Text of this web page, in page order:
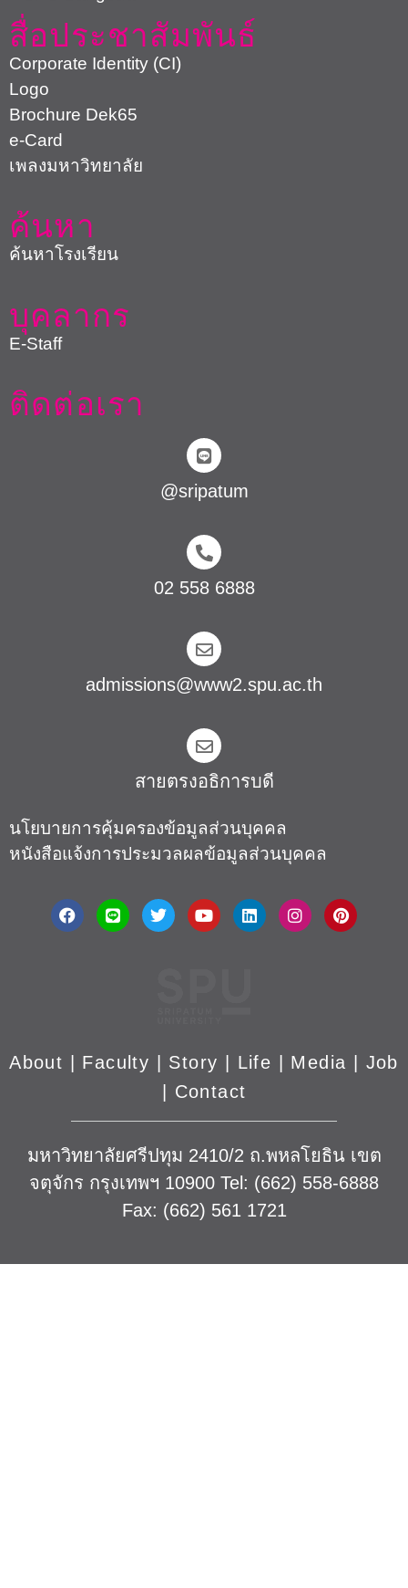
สื่อประชาสัมพันธ์
Corporate Identity (CI)
Logo
Brochure Dek65
e-Card
เพลงมหาวิทยาลัย
ค้นหา
ค้นหาโรงเรียน
บุคลากร
E-Staff
ติดต่อเรา
@sripatum
02 558 6888
admissions@www2.spu.ac.th
สายตรงอธิการบดี​
นโยบายการคุ้มครองข้อมูลส่วนบุคคล
หนังสือแจ้งการประมวลผลข้อมูลส่วนบุคคล
About Faculty Story | Life | Media
Job
Contact
มหาวิทยาลัยศรีปทุม 2410/2 ถ.พหลโยธิน เขต
จตุจักร กรุงเทพฯ 10900 Tel: (662) 558-6888
Fax: (662) 561 1721